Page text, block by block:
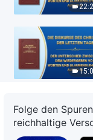
Folge den
reichhaltige